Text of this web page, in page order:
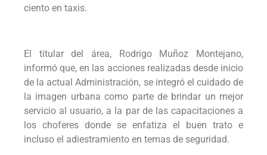
ciento en taxis.
El titular del área, Rodrigo Muñoz Montejano,
informó que, en las acciones realizadas desde inicio
de la actual Administración, se integró el cuidado de
la imagen urbana como parte de brindar un mejor
servicio al usuario, a la par de las capacitaciones a
los choferes donde se enfatiza el buen trato e
incluso el adiestramiento en temas de seguridad.